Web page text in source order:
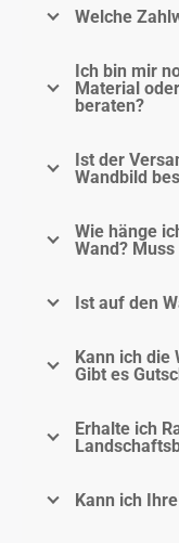
Welche
Ich bin mir
Material
beraten?
Ist der
Wandbild
Wie hänge
Wand?
Ist auf den
Kann ich die
Gibt es
Erhalte ich
Kann ich